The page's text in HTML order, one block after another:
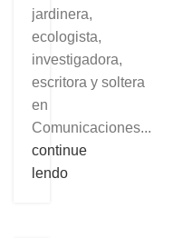
jardinera,
ecologista,
investigadora,
escritora y soltera
en
Comunicaciones...
continue
lendo